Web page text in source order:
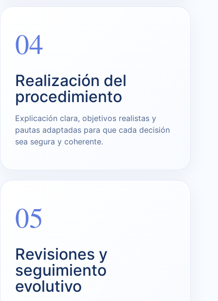
04
Realización del
procedimiento
Explicación clara, objetivos realistas y
pautas adaptadas para que cada decisión
sea segura y coherente.
05
Revisiones y
seguimiento
evolutivo